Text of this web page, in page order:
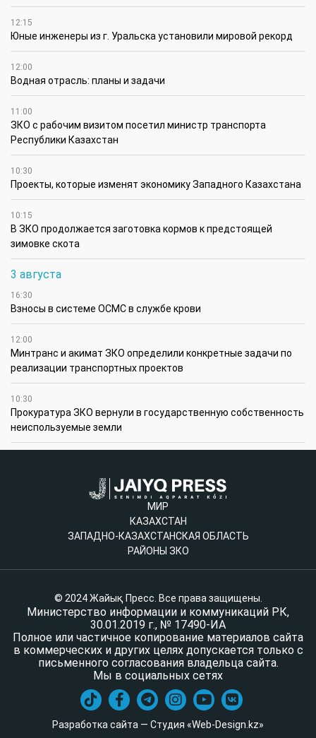
12:15
Юные инженеры из г. Уральска установили мировой рекорд
12:00
Водная отрасль: планы и задачи
11:00
ЗКО с рабочим визитом посетил министр транспорта
Республики Казахстан
10:30
Проекты, которые изменят экономику Западного Казахстана
10:15
В ЗКО продолжается заготовка кормов к предстоящей
зимовке скота
3 августа
16:30
Взносы в системе ОСМС в службе крови
12:00
Минтранс и акимат ЗКО определили конкретные задачи по
реализации транспортных проектов
10:30
Прокуратура ЗКО вернули в государственную собственность
неиспользуемые земли
МИР
КАЗАХСТАН
ЗАПАДНО-КАЗАХСТАНСКАЯ ОБЛАСТЬ
РАЙОНЫ ЗКО
© 2024 Жайық Пресс. Все права защищены.
Министерство информации и коммуникаций РК,
30.01.2019 г., № 17490-ИА
Полное или частичное копирование материалов сайта
в коммерческих и других целях допускается только с
письменного согласования владельца сайта.
Мы в социальных сетях
Разработка сайта — Студия «Web-Design.kz»